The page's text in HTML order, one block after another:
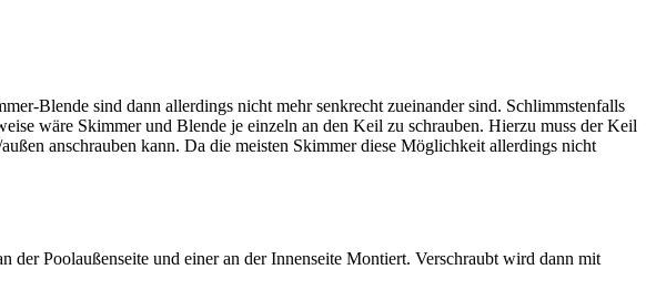
Blende sind dann allerdings nicht mehr senkrecht zueinander sind. Schlimmstenfalls
wäre Skimmer und Blende je einzeln an den Keil zu schrauben. Hierzu muss der Keil
anschrauben kann. Da die meisten Skimmer diese Möglichkeit allerdings nicht
Poolaußenseite und einer an der Innenseite Montiert. Verschraubt wird dann mit